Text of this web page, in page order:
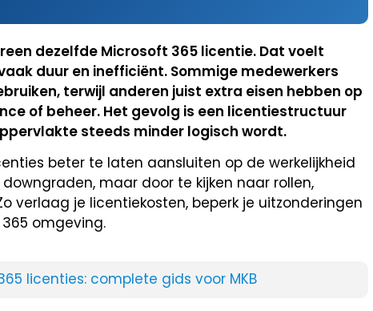
dezelfde Microsoft 365 licentie. Dat voelt
duur en inefficiënt. Sommige medewerkers
terwijl anderen juist extra eisen hebben op
of beheer. Het gevolg is een licentiestructuur
steeds minder logisch wordt.
beter te laten aansluiten op de werkelijkheid
maar door te kijken naar rollen,
verlaag je licentiekosten, beperk je uitzonderingen
omgeving.
licenties: complete gids voor MKB